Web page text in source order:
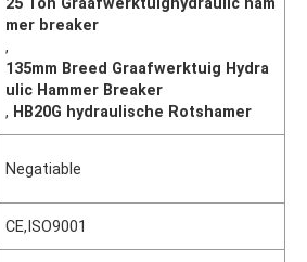
mer breaker
,
135mm Breed Graafwerktuig Hydra
ulic Hammer Breaker
, HB20G hydraulische Rotshamer
Negatiable
CE,ISO9001